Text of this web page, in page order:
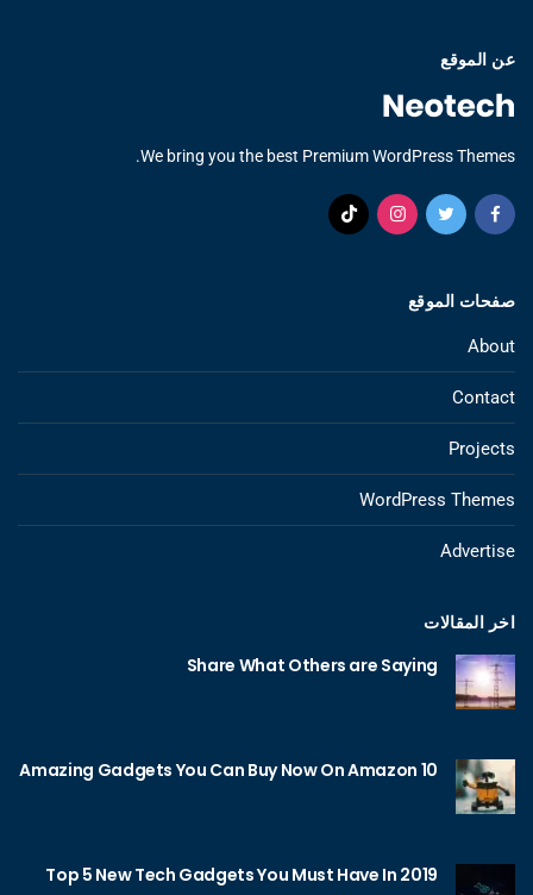
عن الموقع
We bring you the best Premium WordPress Themes.
صفحات الموقع
About
Contact
Projects
WordPress Themes
Advertise
اخر المقالات
Share What Others are Saying
10 Amazing Gadgets You Can Buy Now On Amazon
Top 5 New Tech Gadgets You Must Have In 2019